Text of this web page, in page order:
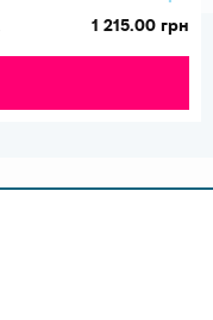
1 215.00 грн